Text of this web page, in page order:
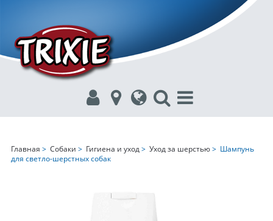
Главная > Собаки > Гигиена и уход> Уход за шерстью> Шампунь
для светло-шерстных собак